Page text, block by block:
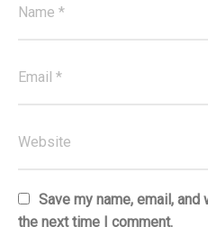
Save my name, email,
the next time I comment.